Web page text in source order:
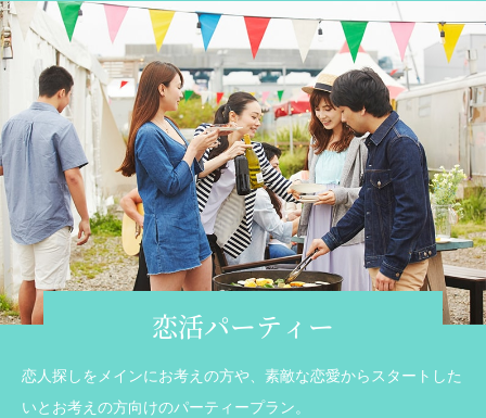
恋活パーティー
恋人探しをメインにお考えの方や、素敵な恋愛からスタートした
いとお考えの方向けのパーティープラン。